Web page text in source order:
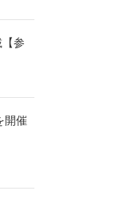
参
開催